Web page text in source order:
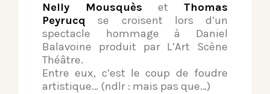
Nelly Mousquès et Thomas
Peyrucq se croisent lors d’un
spectacle hommage à Daniel
Balavoine produit par L’Art Scène
Théâtre.
Entre eux, c’est le coup de foudre
artistique… (ndlr : mais pas que…)